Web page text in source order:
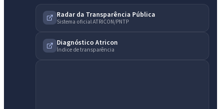
Radar da Transparência Pública
Sistema oficial ATRICON/PNTP
Diagnóstico Atricon
Índice de transparência